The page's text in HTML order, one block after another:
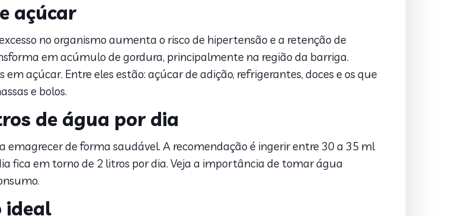
açúcar
no organismo aumenta o risco de hipertensão e a retenção de
em acúmulo de gordura, principalmente na região da barriga.
açúcar. Entre eles estão: açúcar de adição, refrigerantes, doces e os que
e bolos.
de água por dia
de forma saudável. A recomendação é ingerir entre 30 a 35 ml
fica em torno de 2 litros por dia. Veja a importância de tomar água
ideal